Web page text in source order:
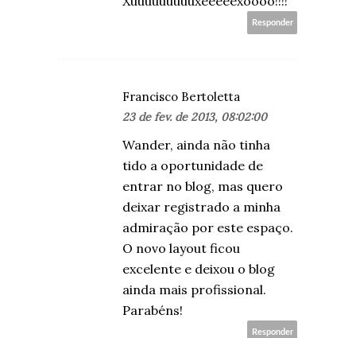
Responder
Francisco Bertoletta
23 de fev. de 2013, 08:02:00
Wander, ainda não tinha
tido a oportunidade de
entrar no blog, mas quero
deixar registrado a minha
admiração por este espaço.
O novo layout ficou
excelente e deixou o blog
ainda mais profissional.
Parabéns!
Responder